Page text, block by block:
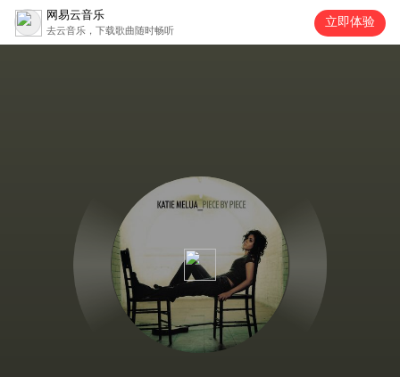
网易云音乐
去云音乐，下载歌曲随时畅听
立即体验